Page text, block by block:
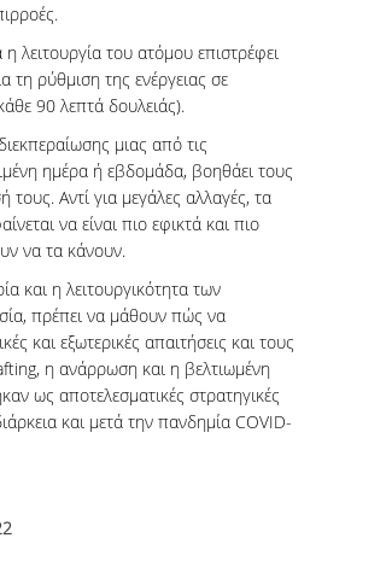
λειτουργία του ατόμου επιστρέφει
τη ρύθμιση της ενέργειας σε
90 λεπτά δουλειάς).
μιας από τις
ημέρα ή εβδομάδα, βοηθάει τους
Αντί για μεγάλες αλλαγές, τα
να είναι πιο εφικτά και πιο
να τα κάνουν.
και η λειτουργικότητα των
πρέπει να μάθουν πώς να
και εξωτερικές απαιτήσεις και τους
η ανάρρωση και η βελτιωμένη
ως αποτελεσματικές στρατηγικές
και μετά την πανδημία COVID-